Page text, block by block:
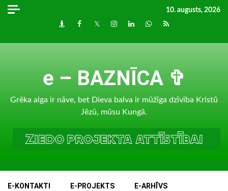
Skip
10. augusts, 2026
DraugiemFacebook
TwitterInstagram
LinkedInwhatsapp
RSS
e – BAZNĪCA ✞
Grēka alga ir nāve, bet Dieva balva ir mūžīga dzīvība Kristū
Jēzū, mūsu Kungā.
E-KONTAKTI E-PROJEKTS E-ARHĪVS